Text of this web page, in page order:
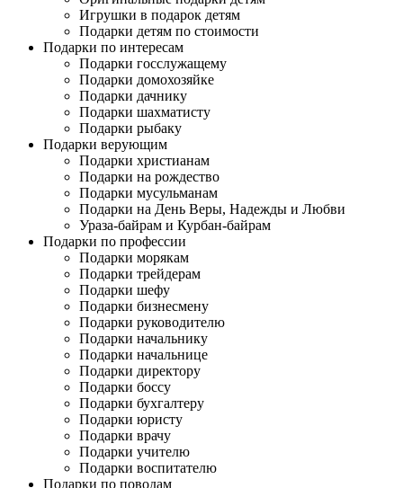
Игрушки в подарок детям
Подарки детям по стоимости
Подарки по интересам
Подарки госслужащему
Подарки домохозяйке
Подарки дачнику
Подарки шахматисту
Подарки рыбаку
Подарки верующим
Подарки христианам
Подарки на рождество
Подарки мусульманам
Подарки на День Веры, Надежды и Любви
Ураза-байрам и Курбан-байрам
Подарки по профессии
Подарки морякам
Подарки трейдерам
Подарки шефу
Подарки бизнесмену
Подарки руководителю
Подарки начальнику
Подарки начальнице
Подарки директору
Подарки боссу
Подарки бухгалтеру
Подарки юристу
Подарки врачу
Подарки учителю
Подарки воспитателю
Подарки по поводам